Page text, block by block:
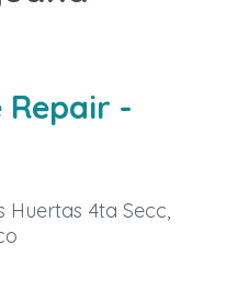
Repair -
Huertas 4ta Secc,